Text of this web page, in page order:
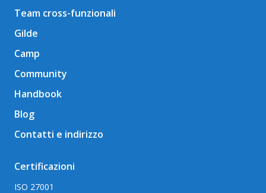
Team cross-funzionali
Gilde
Camp
Community
Handbook
Blog
Contatti e indirizzo
Certificazioni
ISO 27001